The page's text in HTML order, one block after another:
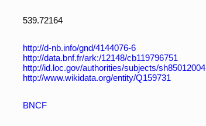
539.72164
http://d-nb.info/gnd/4144076-6
http://data.bnf.fr/ark:/12148/cb119796751
http://id.loc.gov/authorities/subjects/sh85012004
http://www.wikidata.org/entity/Q159731
BNCF